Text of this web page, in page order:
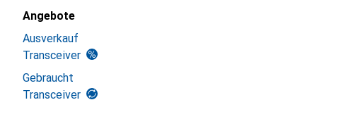
Angebote
Ausverkauf
Transceiver
Gebraucht
Transceiver